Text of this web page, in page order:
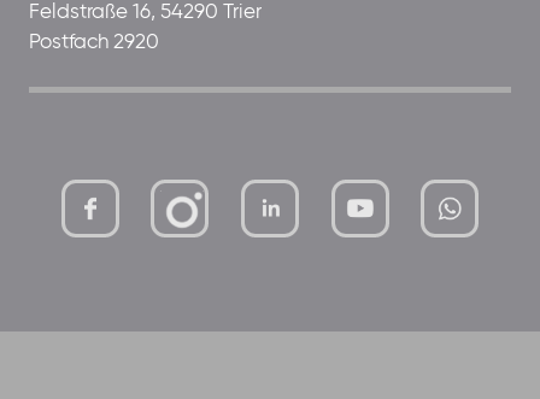
Feldstraße 16, 54290 Trier
Postfach 2920
mutterhaus-xMBTtqOwC1KKBww